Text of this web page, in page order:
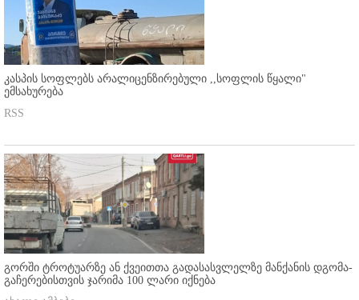
კასპის სოფლებს არალიცენზირებული ,,სოფლის წყალი"
ემსახურება
RSS
გორში ტროტუარზე ან ქვეითთა გადასასვლელზე მანქანის დგომა-
გაჩერებისთვის ჯარიმა 100 ლარი იქნება